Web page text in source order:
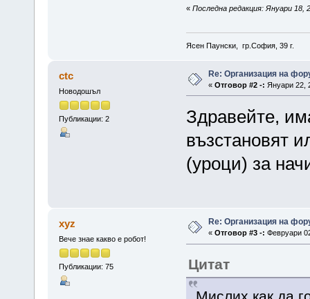
« Последна редакция: Януари 18,
Ясен Паунски, гр.София, 39 г.
ctc
Новодошъл
Публикации: 2
Re: Организация на
« Отговор #2 -: Януари 22,
Здравейте,
възстановят
(уроци) за
xyz
Вече знае какво е робот!
Публикации: 75
Re: Организация на
« Отговор #3 -: Февруари
Цитат